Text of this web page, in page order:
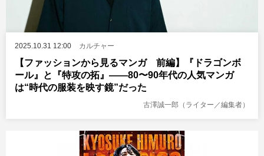
2025.10.31 12:00 カルチャー
【ファッションから見るマンガ 前編】『ドラゴンボ
ール』と『特攻の拓』――80〜90年代の人気マンガ
は“時代の服装を映す鏡”だった
古澤誠一郎（ライター／編集者）